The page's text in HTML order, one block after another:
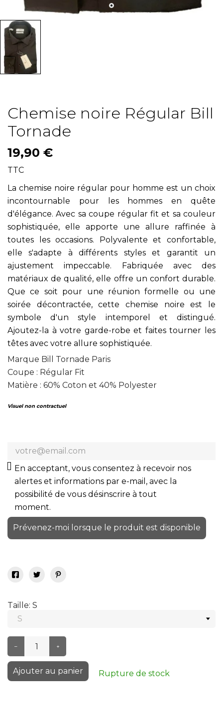
Chemise noire Régular Bill
Tornade
19,90 €
TTC
La chemise noire régular pour homme est un choix
incontournable pour les hommes en quête
d'élégance. Avec sa coupe régular fit et sa couleur
sophistiquée, elle apporte une allure raffinée à
toutes les occasions. Polyvalente et confortable,
elle s'adapte à différents styles et garantit un
ajustement impeccable. Fabriquée avec des
matériaux de qualité, elle offre un confort durable.
Que ce soit pour une réunion formelle ou une
soirée décontractée, cette chemise noire est le
symbole d'un style intemporel et distingué.
Ajoutez-la à votre garde-robe et faites tourner les
têtes avec votre allure sophistiquée.
Marque Bill Tornade Paris
Coupe : Régular Fit
Matière : 60% Coton et 40% Polyester
Visuel non contractuel
En acceptant, vous consentez à recevoir nos
alertes et informations par e-mail, avec la
possibilité de vous désinscrire à tout
moment.
Prévenez-moi lorsque le produit est disponible
Taille: S
– +
Ajouter au panier Rupture de stock